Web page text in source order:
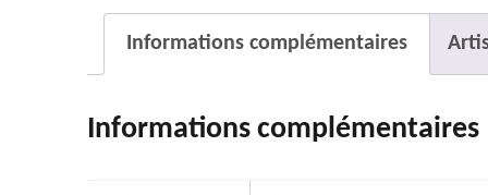
Informations complémentaires
Informations complémentaires